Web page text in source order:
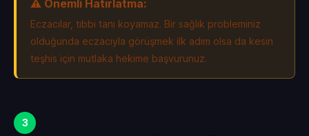
⚠️ Önemli Hatırlatma:
Eczacılar, tıbbi tanı koyamaz. Bir sağlık probleminiz
olduğunda eczacıyla görüşmek ilk adım olsa da kesin
teşhis için mutlaka hekime başvurunuz.
3